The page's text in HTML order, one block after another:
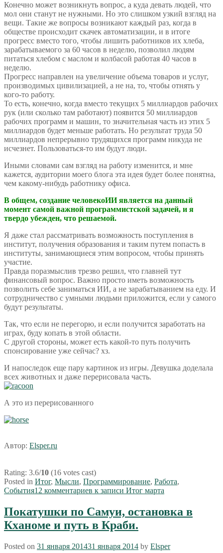
Конечно может возникнуть вопрос, а куда девать людей, что
мол они станут не нужными. Но это слишком узкий взгляд на
вещи. Такие же вопросы возникают каждый раз, когда в
обществе происходит скачек автоматизации, и в итоге
прогресс вместо того, чтобы лишить работников их хлеба,
зарабатываемого за 60 часов в неделю, позволил людям
питаться хлебом с маслом и колбасой работая 40 часов в
неделю.
Прогресс направлен на увеличение объема товаров и услуг,
производимых цивилизацией, а не на, то, чтобы отнять у
кого-то работу.
То есть, конечно, когда вместо текущих 5 миллиардов рабочих
рук (или сколько там работают) появится 50 миллиардов
рабочих программ и машин, то значительная часть из этих 5
миллиардов будет меньше работать. Но результат труда 50
миллиардов непрерывно трудящихся программ никуда не
исчезнет. Пользоваться-то им будут люди.
Иными словами сам взгляд на работу изменится, и мне
кажется, аудитории моего блога эта идея будет более понятна,
чем какому-нибудь работнику офиса.
В общем, создание человекоИИ является на данный
момент самой важной программистской задачей, и я
твердо убежден, что решаемой.
Я даже стал рассматривать возможность поступления в
институт, получения образования и таким путем попасть в
институты, занимающиеся этим вопросом, чтобы принять
участие.
Правда поразмыслив трезво решил, что главней тут
финансовый вопрос. Важно просто иметь возможность
позволить себе заниматься ИИ, а не зарабатыванием на еду. И
сотрудничество с умными людьми приложится, если у самого
будут результаты.
Так, что если не перегорю, и если получится заработать на
играх, буду копать в этой области.
С другой стороны, может есть какой-то путь получить
спонсирование уже сейчас? хз.
И напоследок еще пару картинок из игры. Девушка доделала
всех животных и даже перерисовала часть.
А это из перерисованного
Автор: Elsper.ru
Rating: 3.6/10 (16 votes cast)
Posted in Итог, Мысли, Программирование, Работа,
События12 комментариев к записи Итог марта
Покатушки по Самуи, остановка в
Кханоме и путь в Краби.
Posted on 31 января 201431 января 2014 by Elsper